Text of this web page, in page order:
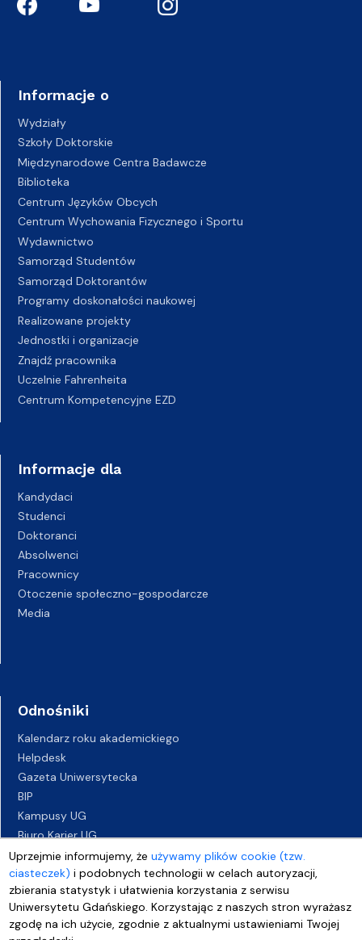
Uprzejmie informujemy, żeużywamy plików cookie (tzw.
ciasteczek) i podobnych technologii w celach autoryzacji,
zbierania statystyk i ułatwienia korzystania z serwisu
Uniwersytetu Gdańskiego. Korzystając z naszych stron wyrażasz
zgodę na ich użycie, zgodnie z aktualnymi ustawieniami Twojej
Informacje o
Wydziały
Szkoły Doktorskie
Międzynarodowe Centra Badawcze
Biblioteka
Centrum Języków Obcych
Centrum Wychowania Fizycznego i Sportu
Wydawnictwo
Samorząd Studentów
Samorząd Doktorantów
Programy doskonałości naukowej
Realizowane projekty
Jednostki i organizacje
Znajdź pracownika
Uczelnie Fahrenheita
Centrum Kompetencyjne EZD
Informacje dla
Kandydaci
Studenci
Doktoranci
Absolwenci
Pracownicy
Otoczenie społeczno-gospodarcze
Media
Odnośniki
Kalendarz roku akademickiego
Helpdesk
Gazeta Uniwersytecka
BIP
Kampusy UG
Biuro Karier UG
Oferty pracy
Deklaracja dostępności